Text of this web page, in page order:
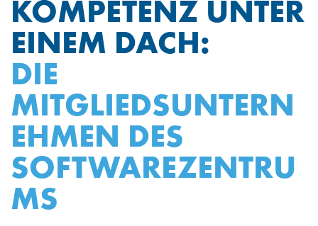
KOMPETENZ UNTER
EINEM DACH:
DIE
MITGLIEDSUNTERN
EHMEN DES
SOFTWAREZENTRU
MS